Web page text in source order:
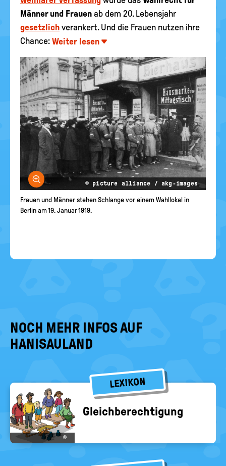
Männer und Frauen ab dem 20. Lebensjahr
gesetzlich verankert. Und die Frauen nutzen ihre
Chance: Weiter lesen
Bild vergrößern
© picture alliance / akg-images
Frauen und Männer stehen Schlange vor einem Wahllokal in
Berlin am 19. Januar 1919.
NOCH MEHR INFOS AUF
HANISAULAND
LEXIKON
©
Gleich­be­rech­ti­gung